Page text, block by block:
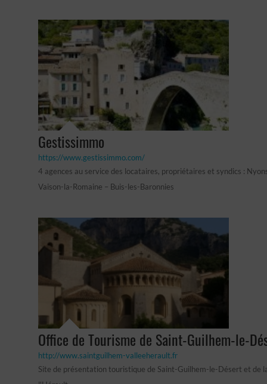
Gestissimmo
https://www.gestissimmo.com/
4 agences au service des locataires, propriétaires et syndics :
Vaison-la-Romaine – Buis-les-Baronnies
Office de Tourisme de Saint-Guilhem-le-
http://www.saintguilhem-valleeherault.fr
Site de présentation touristique de Saint-Guilhem-le-Désert et de